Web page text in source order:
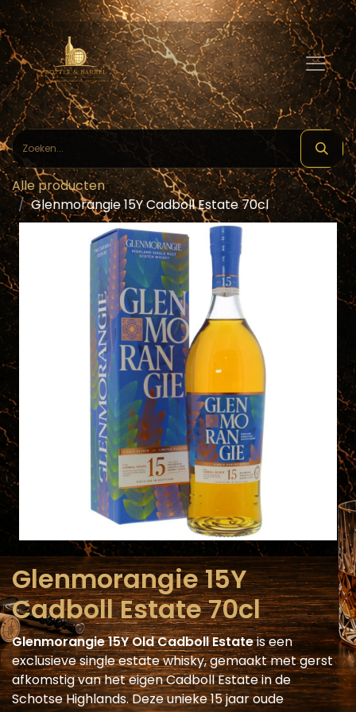
Alle producten
Glenmorangie 15Y Cadboll Estate 70cl
Glenmorangie 15Y
Cadboll Estate 70cl
Glenmorangie 15Y Old Cadboll Estateis een
exclusieve single estate whisky, gemaakt met gerst
afkomstig van het eigen Cadboll Estate in de
Schotse Highlands. Deze unieke 15 jaar oude